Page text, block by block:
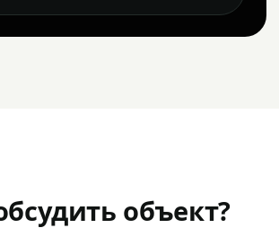
объект?